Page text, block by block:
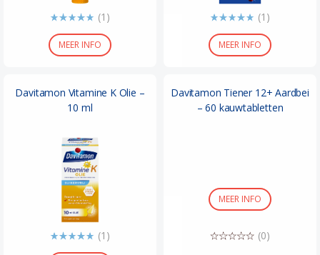
MEER INFO
(1)
MEER INFO
(1)
Davitamon Vitamine K Olie –
10 ml
(1)
Davitamon Tiener 12+ Aardbei
– 60 kauwtabletten
MEER INFO
(0)